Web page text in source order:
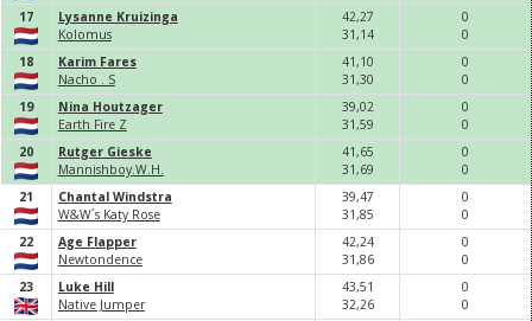
17
Lysanne Kruizinga
Kolomus
42,27
31,14
0
0
18
Karim Fares
Nacho . S
41,10
31,30
0
0
19
Nina Houtzager
Earth Fire Z
39,02
31,59
0
0
20
Rutger Gieske
Mannishboy.W.H.
41,65
31,69
0
0
21
Chantal Windstra
W&W´s Katy Rose
39,47
31,85
0
0
22
Age Flapper
Newtondence
42,24
31,86
0
0
23
Luke Hill
Native Jumper
43,51
32,26
0
0